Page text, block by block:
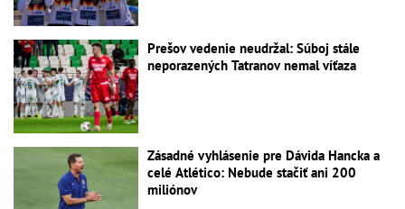
Prešov vedenie neudržal: Súboj stále
neporazených Tatranov nemal víťaza
Zásadné vyhlásenie pre Dávida Hancka a
celé Atlético: Nebude stačiť ani 200
miliónov